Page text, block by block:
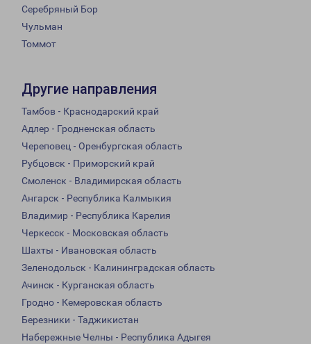
Серебряный Бор
Чульман
Томмот
Другие направления
Тамбов - Краснодарский край
Адлер - Гродненская область
Череповец - Оренбургская область
Рубцовск - Приморский край
Смоленск - Владимирская область
Ангарск - Республика Калмыкия
Владимир - Республика Карелия
Черкесск - Московская область
Шахты - Ивановская область
Зеленодольск - Калининградская область
Ачинск - Курганская область
Гродно - Кемеровская область
Березники - Таджикистан
Набережные Челны - Республика Адыгея